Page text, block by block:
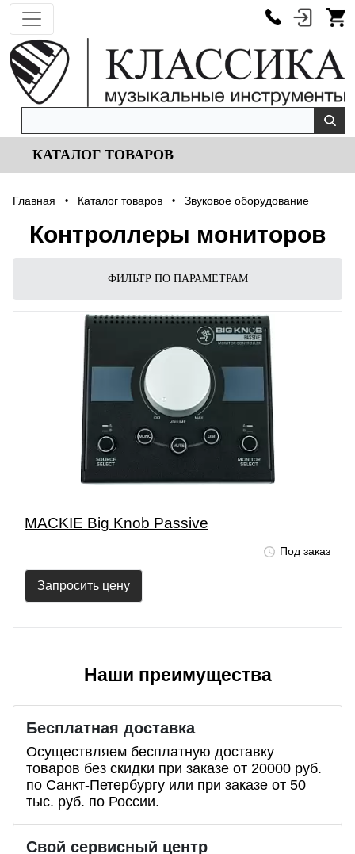
КАТАЛОГ ТОВАРОВ
Главная • Каталог товаров • Звуковое оборудование
Контроллеры мониторов
ФИЛЬТР ПО ПАРАМЕТРАМ
MACKIE Big Knob Passive
Под заказ
Запросить цену
Наши преимущества
Бесплатная доставка
Осуществляем бесплатную доставку
товаров без скидки при заказе от 20000 руб.
по Санкт-Петербургу или при заказе от 50
тыс. руб. по России.
Свой сервисный центр